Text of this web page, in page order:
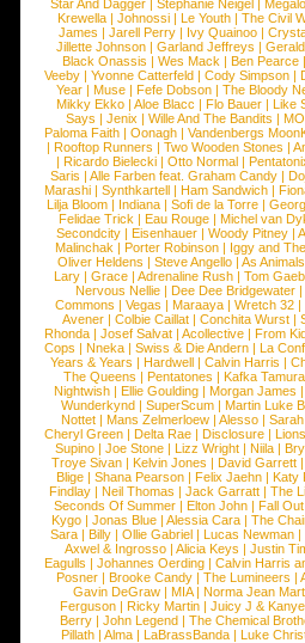
Star And Dagger | Stephanie Neigel |
Krewella | Johnossi | Le Youth | The Civil
James | Jarell Perry | Ivy Quainoo |
Jillette Johnson | Garland Jeffreys |
Black Onassis | Wes Mack | Ben Pearce
Veeby | Yvonne Catterfeld | Cody Simpson |
Year |Muse |Fefe Dobson |The Bloody
Mikky Ekko | Aloe Blacc | Flo Bauer | Like
Says | Jenix | Wille And The Bandits | MO
Paloma Faith |Oonagh |Vandenbergs
|Rooftop Runners |Two Wooden Stones |
| Ricardo Bielecki | Otto Normal |
Saris | Alle Farben feat. Graham Candy |
Marashi | Synthkartell | Ham Sandwich |
Lilja Bloom | Indiana | Sofi de la Torre |
Felidae Trick | Eau Rouge | Michel van
Secondcity |Eisenhauer |Woody Pitney |
Malinchak |Porter Robinson | Iggy and
Oliver Heldens |Steve Angello |As Animals
Lary | Grace | Adrenaline Rush | Tom
Nervous Nellie | Dee Dee Bridgewater |
Commons |Vegas |Maraaya |Wretch 32 |
Avener | Colbie Caillat | Conchita Wurst |
Rhonda | Josef Salvat | Acollective | From
Cops | Nneka | Swiss & Die Andern | La
Years & Years |Hardwell |Calvin Harris |
The Queens | Pentatones | Kafka Tamura
Nightwish |Ellie Goulding |Morgan James
Wunderkynd | SuperScum | Martin Luke
Nottet |Mans Zelmerloew |Alesso |
Cheryl Green |Delta Rae |Disclosure |
Supino |Joe Stone |Lizz Wright |Niila |
Troye Sivan | Kelvin Jones | David Garrett
Blige | Shana Pearson | Felix Jaehn | Katy
Findlay |Neil Thomas |Jack Garratt |The
Seconds Of Summer |Elton John |Fall
Kygo |Jonas Blue |Alessia Cara |The
Sara |Billy |Ollie Gabriel |Lucas Newman |
Axwel & Ingrosso | Alicia Keys | Justin
Eagulls |Johannes Oerding |Calvin Harris
Posner |Brooke Candy |The Lumineers |
Gavin DeGraw | MIA| Norma Jean
Ferguson | Ricky Martin | Juicy J &
Berry | John Legend | The Chemical
Pillath |Alma |LaBrassBanda |Luke